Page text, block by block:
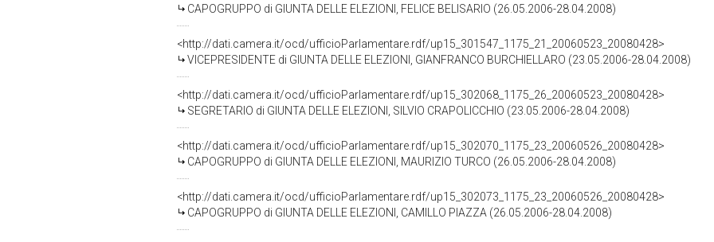
CAPOGRUPPO di GIUNTA DELLE ELEZIONI, FELICE BELISARIO (26.05.2006-28.04.2008)
<http://dati.camera.it/ocd/ufficioParlamentare.rdf/up15_301547_1175_21_20060523_20080428>
VICEPRESIDENTE di GIUNTA DELLE ELEZIONI, GIANFRANCO BURCHIELLARO (23.05.2006-28.04.2008)
<http://dati.camera.it/ocd/ufficioParlamentare.rdf/up15_302068_1175_26_20060523_20080428>
SEGRETARIO di GIUNTA DELLE ELEZIONI, SILVIO CRAPOLICCHIO (23.05.2006-28.04.2008)
<http://dati.camera.it/ocd/ufficioParlamentare.rdf/up15_302070_1175_23_20060526_20080428>
CAPOGRUPPO di GIUNTA DELLE ELEZIONI, MAURIZIO TURCO (26.05.2006-28.04.2008)
<http://dati.camera.it/ocd/ufficioParlamentare.rdf/up15_302073_1175_23_20060526_20080428>
CAPOGRUPPO di GIUNTA DELLE ELEZIONI, CAMILLO PIAZZA (26.05.2006-28.04.2008)